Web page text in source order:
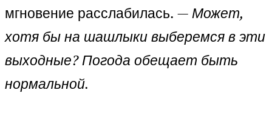
мгновение расслабилась. — Может,
хотя бы на шашлыки выберемся в эти
выходные? Погода обещает быть
нормальной.